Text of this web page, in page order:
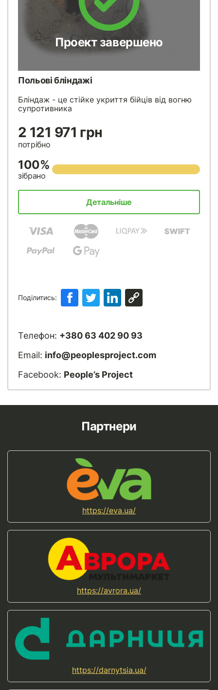
Проект завершено
Польові бліндажі
Бліндаж - це стійке укриття бійців від вогню
супротивника
2 121 971 грн
потрібно
100%
зібрано
Детальніше
Поділитись:
Телефон: +380 63 402 90 93
Email: info@peoplesproject.com
Facebook: People’s Project
Партнери
https://eva.ua/
https://avrora.ua/
https://darnytsia.ua/